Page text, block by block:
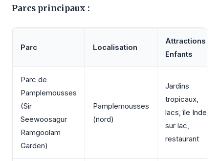
Parcs principaux :
Parc Localisation
Attractions
Enfants
Parc de
Pamplemousses
(Sir
Seewoosagur
Ramgoolam
Garden)
Pamplemousses
(nord)
Jardins
tropicaux,
lacs, île Inde
sur lac,
restaurant